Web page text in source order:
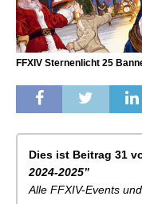
FFXIV Sternenlicht 25
Dies ist Beitrag 31
2024-2025”
Alle FFXIV-Events